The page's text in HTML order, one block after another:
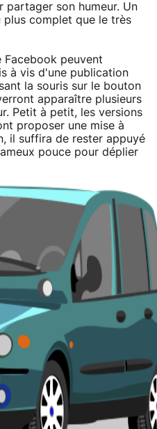
partager son humeur. Un
plus complet que le très
Facebook peuvent
à vis d'une publication
la souris sur le bouton
apparaître plusieurs
Petit à petit, les versions
proposer une mise à
il suffira de rester appuyé
pouce pour déplier